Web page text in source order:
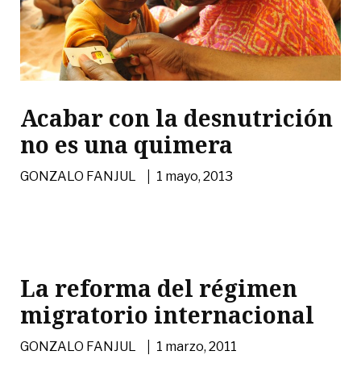
Acabar con la desnutrición
no es una quimera
GONZALO FANJUL | 1 mayo, 2013
La reforma del régimen
migratorio internacional
GONZALO FANJUL | 1 marzo, 2011